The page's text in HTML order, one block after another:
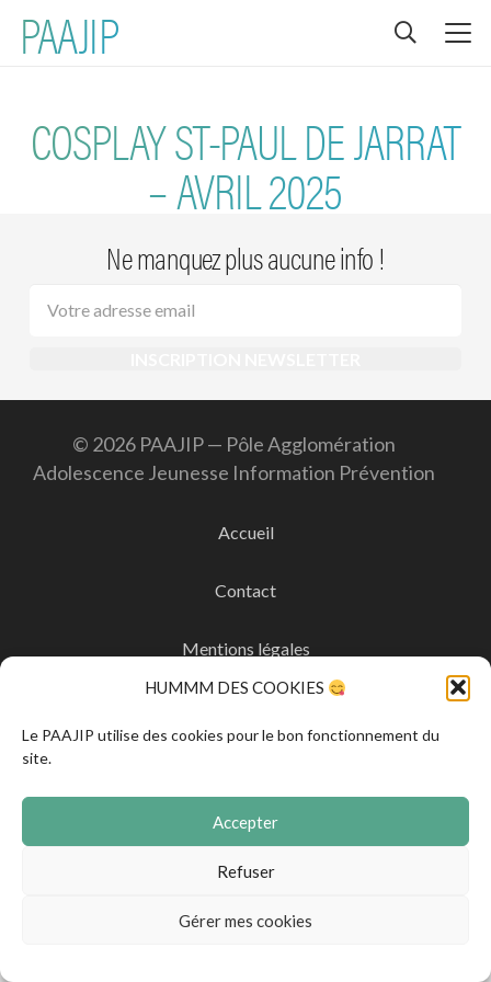
HUMMM DES COOKIES
Le PAAJIP utilise des cookies pour le bon fonctionnement du
site.
Accepter
Refuser
Gérer mes cookies
PAAJIP
COSPLAY ST-PAUL DE JARRAT
– AVRIL 2025
Ne manquez plus aucune info !
© 2026 PAAJIP — Pôle Agglomération
Adolescence Jeunesse Information Prévention
Accueil
Contact
Mentions légales
Politique de cookies